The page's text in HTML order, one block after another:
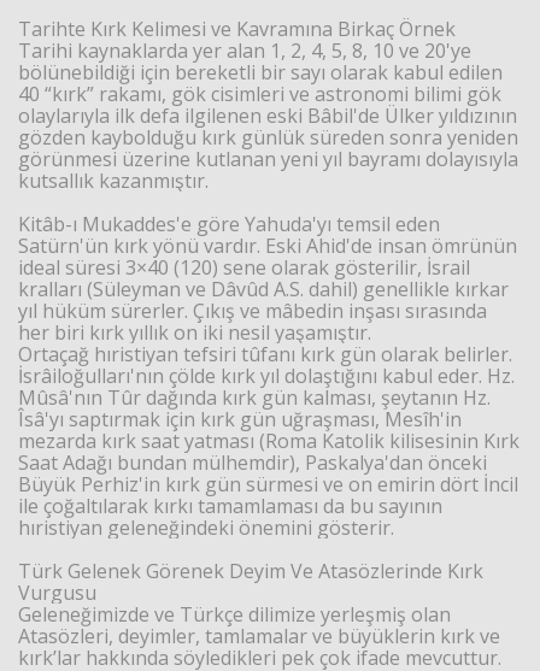
Tarihte Kırk Kelimesi ve Kavramına Birkaç Örnek
Tarihi kaynaklarda yer alan 1, 2, 4, 5, 8, 10 ve 20'ye
bölünebildiği için bereketli bir sayı olarak kabul edilen
40 “kırk” rakamı, gök cisimleri ve astronomi bilimi gök
olaylarıyla ilk defa ilgilenen eski Bâbil'de Ülker yıldızının
gözden kaybolduğu kırk günlük süreden sonra yeniden
görünmesi üzerine kutlanan yeni yıl bayramı dolayısıyla
kutsallık kazanmıştır.
Kitâb-ı Mukaddes'e göre Yahuda'yı temsil eden
Satürn'ün kırk yönü vardır. Eski Ahid'de insan ömrünün
ideal süresi 3×40 (120) sene olarak gösterilir, İsrail
kralları (Süleyman ve Dâvûd A.S. dahil) genellikle kırkar
yıl hüküm sürerler. Çıkış ve mâbedin inşası sırasında
her biri kırk yıllık on iki nesil yaşamıştır.
Ortaçağ hıristiyan tefsiri tûfanı kırk gün olarak belirler.
İsrâiloğulları'nın çölde kırk yıl dolaştığını kabul eder. Hz.
Mûsâ'nın Tûr dağında kırk gün kalması, şeytanın Hz.
Îsâ'yı saptırmak için kırk gün uğraşması, Mesîh'in
mezarda kırk saat yatması (Roma Katolik kilisesinin Kırk
Saat Adağı bundan mülhemdir), Paskalya'dan önceki
Büyük Perhiz'in kırk gün sürmesi ve on emirin dört İncil
ile çoğaltılarak kırkı tamamlaması da bu sayının
hıristiyan geleneğindeki önemini gösterir.
Türk Gelenek Görenek Deyim Ve Atasözlerinde Kırk
Vurgusu
Geleneğimizde ve Türkçe dilimize yerleşmiş olan
Atasözleri, deyimler, tamlamalar ve büyüklerin kırk ve
kırk’lar hakkında söyledikleri pek çok ifade mevcuttur.